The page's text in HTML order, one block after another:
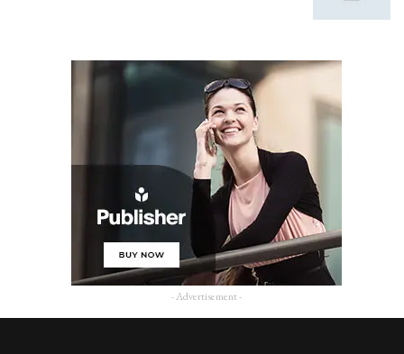
- Advertisement -